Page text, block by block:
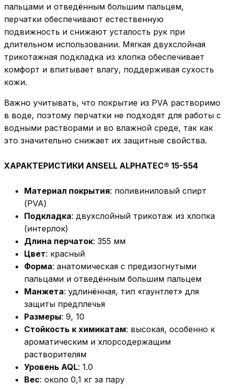
пальцами и отведённым большим пальцем,
перчатки обеспечивают естественную
подвижность и снижают усталость рук при
длительном использовании. Мягкая двухслойная
трикотажная подкладка из хлопка обеспечивает
комфорт и впитывает влагу, поддерживая сухость
кожи.
Важно учитывать, что покрытие из PVA растворимо
в воде, поэтому перчатки не подходят для работы с
водными растворами и во влажной среде, так как
это значительно снижает их защитные свойства.
ХАРАКТЕРИСТИКИ ANSELL ALPHATEC® 15-554
Материал покрытия: поливиниловый спирт
(PVA)
Подкладка: двухслойный трикотаж из хлопка
(интерлок)
Длина перчаток: 355 мм
Цвет: красный
Форма: анатомическая с предизогнутыми
пальцами и отведённым большим пальцем
Манжета: удлинённая, тип «гаунтлет» для
защиты предплечья
Размеры: 9, 10
Стойкость к химикатам: высокая, особенно к
ароматическим и хлорсодержащим
растворителям
Уровень AQL: 1.0
Вес: около 0,1 кг за пару